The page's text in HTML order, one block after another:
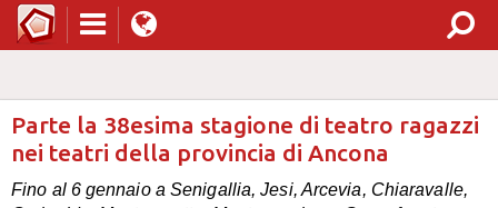
Parte la 38esima stagione di teatro ragazzi
nei teatri della provincia di Ancona
Fino al 6 gennaio a Senigallia, Jesi, Arcevia, Chiaravalle,